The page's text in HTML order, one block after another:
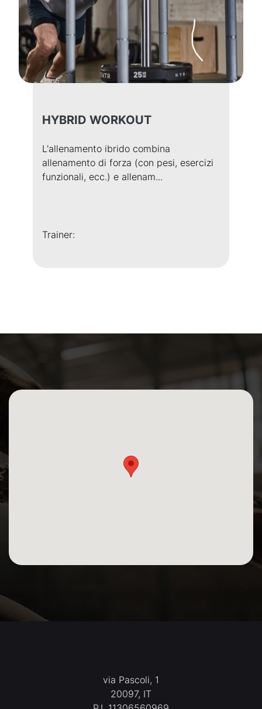
HYBRID WORKOUT
L'allenamento ibrido combina
allenamento di forza (con pesi, esercizi
funzionali, ecc.) e allenam...
Trainer:
via Pascoli, 1
20097, IT